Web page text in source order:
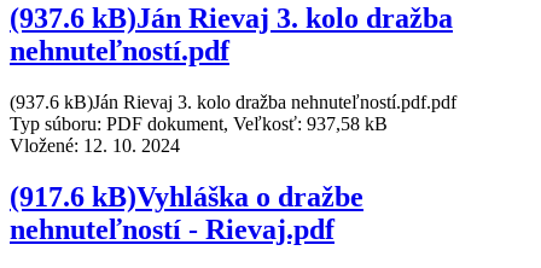
(937.6 kB)Ján Rievaj 3. kolo dražba
nehnuteľností.pdf
(937.6 kB)Ján Rievaj 3. kolo dražba nehnuteľností.pdf.pdf
Typ súboru: PDF dokument, Veľkosť: 937,58 kB
Vložené: 12. 10. 2024
(917.6 kB)Vyhláška o dražbe
nehnuteľností - Rievaj.pdf